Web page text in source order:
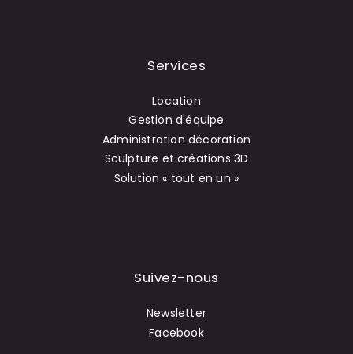
Services
Location
Gestion d'équipe
Administration décoration
Sculpture et créations 3D
Solution « tout en un »
Suivez-nous
Newsletter
Facebook